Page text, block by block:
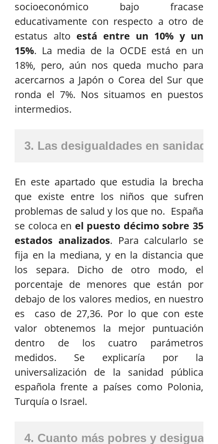
socioeconómico bajo fracase
educativamente con respecto a otro de
estatus alto está entre un 10% y un
15%. La media de la OCDE está en un
18%, pero, aún nos queda mucho para
acercarnos a Japón o Corea del Sur que
ronda el 7%. Nos situamos en puestos
intermedios.
3. Las desigualdades en sanidad
En este apartado que estudia la brecha
que existe entre los niños que sufren
problemas de salud y los que no. España
se coloca en el puesto décimo sobre 35
estados analizados. Para calcularlo se
fija en la mediana, y en la distancia que
los separa. Dicho de otro modo, el
porcentaje de menores que están por
debajo de los valores medios, en nuestro
es caso de 27,36. Por lo que con este
valor obtenemos la mejor puntuación
dentro de los cuatro parámetros
medidos. Se explicaría por la
universalización de la sanidad pública
española frente a países como Polonia,
Turquía o Israel.
4. Cuanto más pobres y